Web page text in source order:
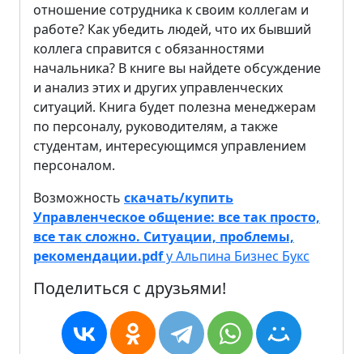
отношение сотрудника к своим коллегам и
работе? Как убедить людей, что их бывший
коллега справится с обязанностями
начальника? В книге вы найдете обсуждение
и анализ этих и других управленческих
ситуаций. Книга будет полезна менеджерам
по персоналу, руководителям, а также
студентам, интересующимся управлением
персоналом.
Возможность скачать/купить
Управленческое общение: все так просто,
все так сложно. Ситуации, проблемы,
рекомендации.pdfу Альпина Бизнес Букс
Поделиться с друзьями!